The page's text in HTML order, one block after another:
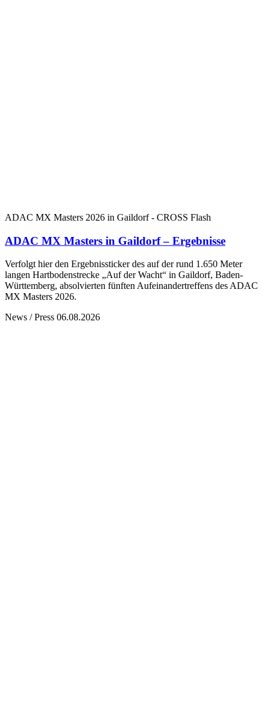
ADAC MX Masters 2026 in Gaildorf - CROSS Flash
ADAC MX Masters in Gaildorf – Ergebnisse
Verfolgt hier den Ergebnissticker des auf der rund 1.650 Meter
langen Hartbodenstrecke „Auf der Wacht“ in Gaildorf, Baden-
Württemberg, absolvierten fünften Aufeinandertreffens des ADAC
MX Masters 2026.
News / Press 06.08.2026